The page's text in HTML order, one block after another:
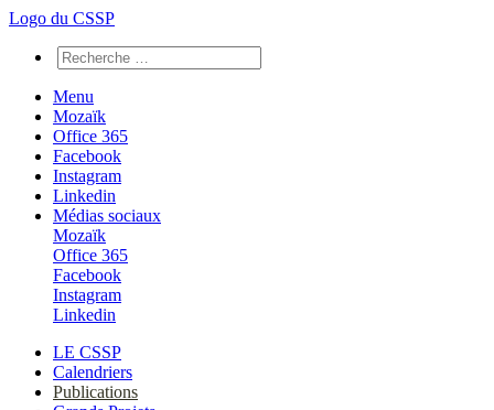
Logo du CSSP
Menu
Mozaïk
Office 365
Facebook
Instagram
Linkedin
Médias sociaux
Mozaïk
Office 365
Facebook
Instagram
Linkedin
LE CSSP
Calendriers
Publications